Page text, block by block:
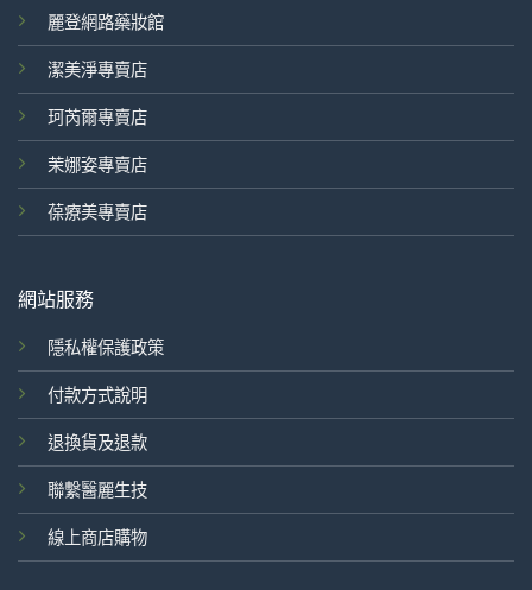
麗登網路藥妝館
潔美淨專賣店
珂芮爾專賣店
茉娜姿專賣店
葆療美專賣店
網站服務
隱私權保護政策
付款方式說明
退換貨及退款
聯繫醫麗生技
線上商店購物